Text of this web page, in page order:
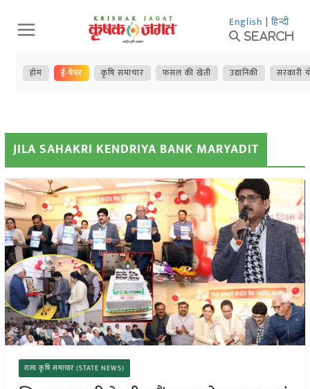
Skip
to
content
English | हिन्दी
Search
होम ई-पेपर कृषि समाचार फसल की खेती उद्यानिकी सरकारी
JILA SAHAKRI KENDRIYA BANK MARYADIT
राज्य कृषि समाचार (STATE NEWS)